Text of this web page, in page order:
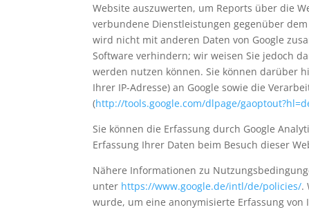
Website auszuwerten, um Reports über die
verbundene Dienstleistungen gegenüber
wird nicht mit anderen Daten von Google
Software verhindern; wir weisen Sie jedoch
werden nutzen können. Sie können darüber
Ihrer IP-Adresse) an Google sowie die
(http://tools.google.com/dlpage/
Sie können die Erfassung durch Google
Erfassung Ihrer Daten beim Besuch dieser
Nähere Informationen zu
unter https://www.google.de/intl/de/policies/.
wurde, um eine anonymisierte Erfassung von